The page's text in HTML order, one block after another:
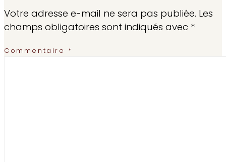
Votre adresse e-mail ne sera pas publiée. Les
champs obligatoires sont indiqués avec *
Commentaire *